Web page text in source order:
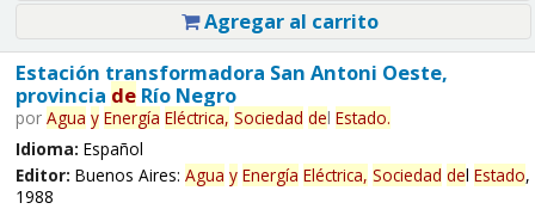
Agregar al carrito
Estación transformadora San Antoni Oeste,
provincia deRío Negro
por Agua y Energía Eléctrica, Sociedad del Estado.
Idioma: Español
Editor: Buenos Aires: Agua y Energía Eléctrica, Sociedad del Estado,
1988